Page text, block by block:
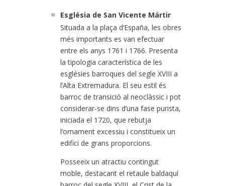
Església de San Vicente Mártir
Situada a la plaça d’España, les obres
més importants es van efectuar
entre els anys 1761 i 1766. Presenta
la tipologia característica de les
esglésies barroques del segle XVIII a
l’Alta Extremadura. El seu estil és
barroc de transició al neoclàssic i pot
considerar-se dins d’una fase purista,
iniciada el 1720, que rebutja
l’ornament excessiu i constitueix un
edifici de grans proporcions.
Posseeix un atractiu contingut
moble, destacant el retaule baldaquí